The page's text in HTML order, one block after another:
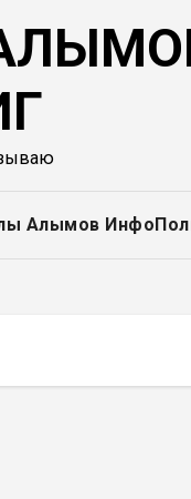
Алымов Инфо